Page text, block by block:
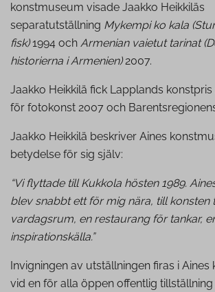
konstmuseum visade Jaakko Heikkiläs
separatutställning Mykempi ko kala
fisk)1994 och Armenian vaietut tarinat
historierna i Armenien)2007.
Jaakko Heikkilä fick Lapplands konstpris
för fotokonst 2007 och
Jaakko Heikkilä beskriver Aines
betydelse för sig själv:
“Vi flyttade till Kukkola hösten 1989.
blev snabbt ett för mig nära, till konsten
vardagsrum, en restaurang för tankar,
inspirationskälla.”
Invigningen av utställningen firas i
vid en för alla öppen offentlig